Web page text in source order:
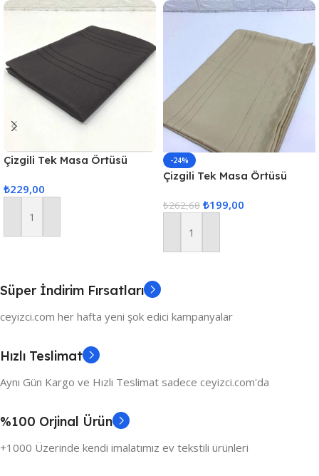
Çizgili Tek Masa Örtüsü
₺229,00
Sepete Ekle
-24%
Çizgili Tek Masa Örtüsü
₺262,68 ₺199,00
Sepete Ekle
Süper İndirim Fırsatları
ceyizci.com her hafta yeni şok edici kampanyalar
Hızlı Teslimat
Aynı Gün Kargo ve Hızlı Teslimat sadece ceyizci.com'da
%100 Orjinal Ürün
+1000 Üzerinde kendi imalatımız ev tekstili ürünleri